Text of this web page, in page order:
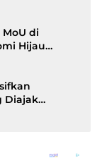
MoU di
Hijau
Karbon
Diajak
Padang